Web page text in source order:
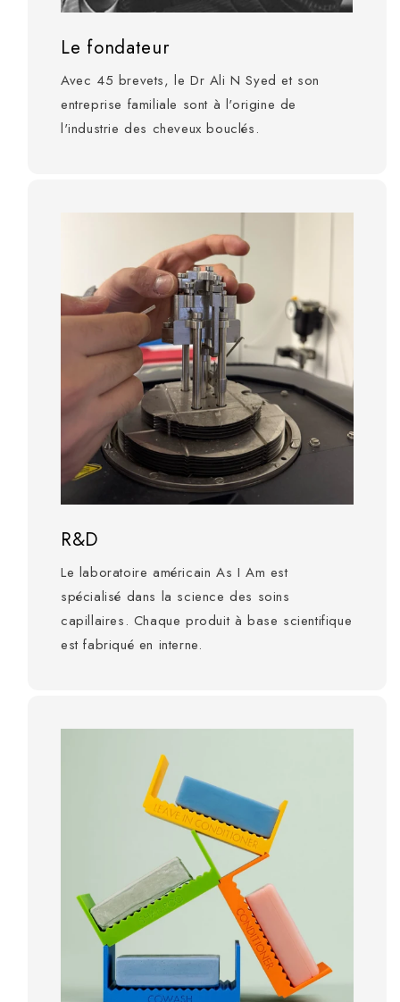
Le fondateur
Avec 45 brevets, le Dr Ali N Syed et son
entreprise familiale sont à l'origine de
l'industrie des cheveux bouclés.
R&D
Le laboratoire américain As I Am est
spécialisé dans la science des soins
capillaires. Chaque produit à base scientifique
est fabriqué en interne.